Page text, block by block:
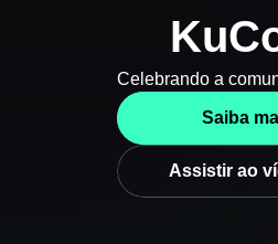
Celebrando a
Saiba
Assistir ao